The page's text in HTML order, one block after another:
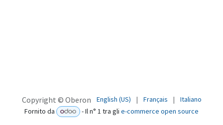
Copyright © Oberon English (US) | Français |
Italiano
Fornito da
- Il n° 1 tra glie-commerce open source